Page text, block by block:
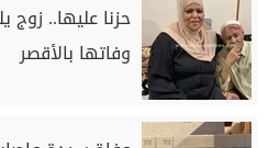
وفاتها بالأقصر